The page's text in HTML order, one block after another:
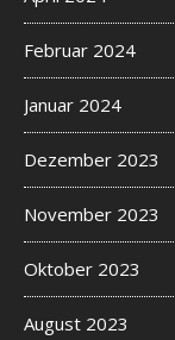
y
d
e
s
i
g
n
o
f
s
Februar 2024
Januar 2024
Dezember 2023
November 2023
Oktober 2023
August 2023